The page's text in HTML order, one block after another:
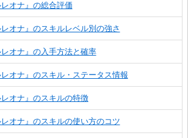
オナ』の総合評価
オナ』のスキルレベル別の強さ
オナ』の入手方法と確率
オナ』のスキル・ステータス情報
オナ』のスキルの特徴
オナ』のスキルの使い方のコツ